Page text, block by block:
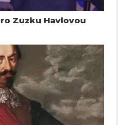
Zuzku Havlovou